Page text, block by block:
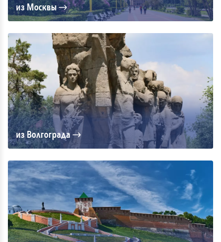
из Москвы
из Волгограда